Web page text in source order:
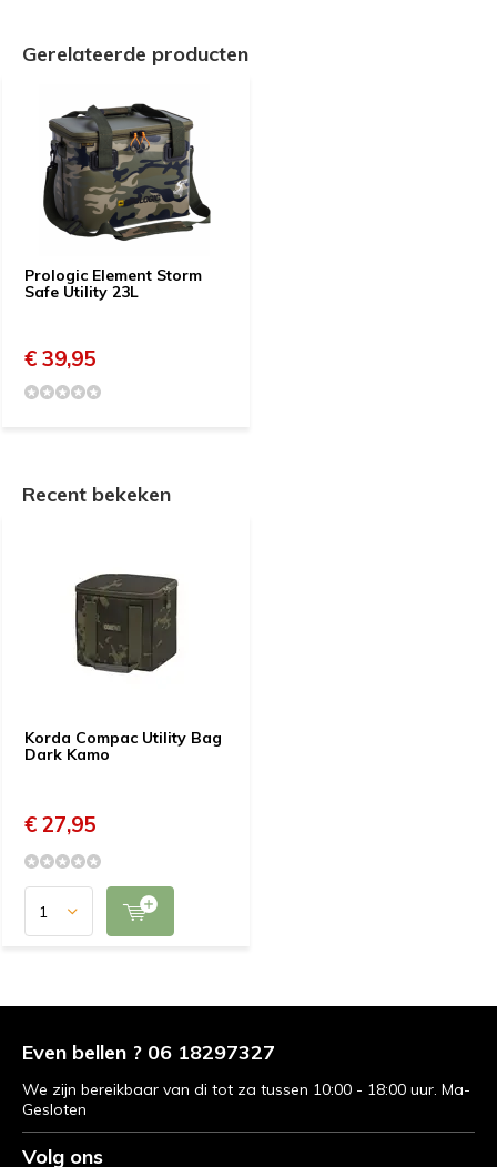
Gerelateerde producten
Prologic Element Storm
Safe Utility 23L
€ 39,95
Recent bekeken
Korda Compac Utility Bag
Dark Kamo
€ 27,95
Even bellen ? 06 18297327
We zijn bereikbaar van di tot za tussen 10:00 - 18:00 uur. Ma-
Gesloten
Volg ons